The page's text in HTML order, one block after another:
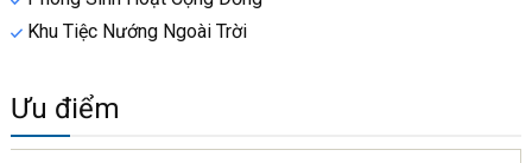
Khu Tiệc Nướng Ngoài Trời
Ưu điểm